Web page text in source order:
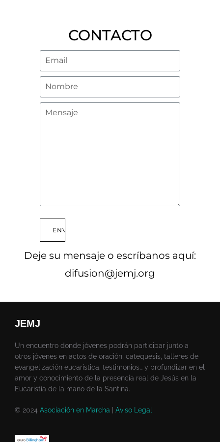
CONTACTO
ENVIAR
Deje su mensaje o escríbanos aquí:
difusion@jemj.org
JEMJ
Un encuentro donde jóvenes podrán participar junto a
otros jóvenes en actos de oración, catequesis, talleres de
evangelización eucarística, testimonios… y profundizar en el
amor y conocimiento de la presencia real de Jesús en la
Eucaristía de la mano de la Santina.
© 2024 Asociación en Marcha Aviso Legal